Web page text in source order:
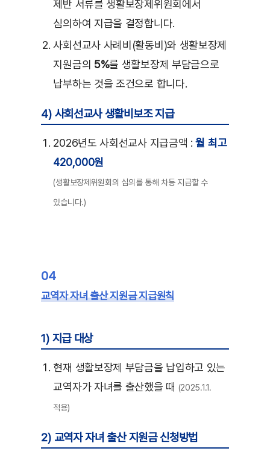
제반 서류를 생활보장제위원회에서
심의하여 지급을 결정합니다.
사회선교사 사례비(활동비)와 생활보장제
지원금의 5%를 생활보장제 부담금으로
납부하는 것을 조건으로 합니다.
4) 사회선교사 생활비보조 지급
2026년도 사회선교사 지급금액 :월 최고
420,000원
(생활보장제위원회의 심의를 통해 차등 지급할 수
있습니다.)
04
교역자 자녀 출산 지원금 지급원칙
1) 지급 대상
현재 생활보장제 부담금을 납입하고 있는
교역자가 자녀를 출산했을 때 (2025.1.1.
적용)
2) 교역자 자녀 출산 지원금 신청방법